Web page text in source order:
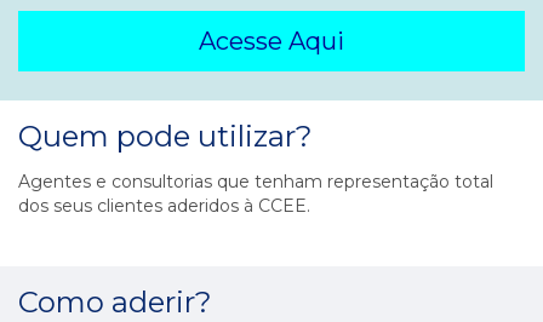
Acesse Aqui
Quem pode utilizar?
Agentes e consultorias que tenham representação total
dos seus clientes aderidos à CCEE.
Como aderir?